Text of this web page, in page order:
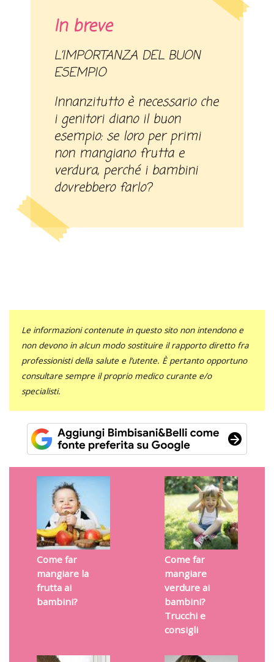
In breve
L’IMPORTANZA DEL BUON
ESEMPIO
Innanzitutto è necessario che
i genitori diano il buon
esempio: se loro per primi
non mangiano frutta e
verdura, perché i bambini
dovrebbero farlo?
Le informazioni contenute in questo sito non intendono e
non devono in alcun modo sostituire il rapporto diretto fra
professionisti della salute e l’utente. È pertanto opportuno
consultare sempre il proprio medico curante e/o
specialisti.
Come far
mangiare la
frutta ai
bambini?
Come far
mangiare
verdure ai
bambini?
Trucchi e
consigli